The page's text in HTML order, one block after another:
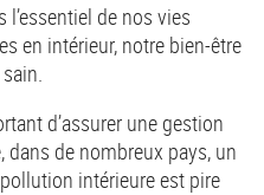
de nos vies
en intérieur, notre bien-être
d’assurer une gestion
dans de nombreux pays, un
intérieure est pire